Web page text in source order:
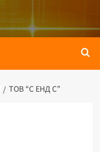
ТОВ “С ЕНД С”